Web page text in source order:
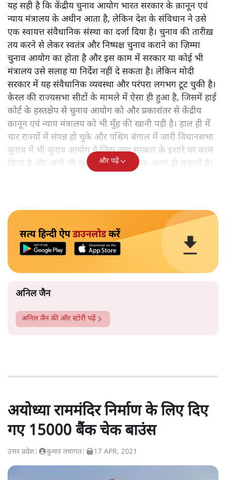
यह सही है कि केंद्रीय चुनाव आयोग भारत सरकार के क़ानून एवं
न्याय मंत्रालय के अधीन आता है, लेकिन देश के संविधान ने उसे
एक स्वायत्त संवैधानिक संस्था का दर्जा दिया है। चुनाव की तारीख़
तय करने से लेकर स्वतंत्र और निष्पक्ष चुनाव कराने का ज़िम्मा
चुनाव आयोग का होता है और इस काम में सरकार या कोई भी
मंत्रालय उसे सलाह या निर्देश नहीं दे सकता है। लेकिन मोदी
सरकार में यह संवैधानिक व्यवस्था और परंपरा लगभग टूट चुकी है।
केरल की राज्यसभा सीटों के मामले में ऐसा ही हुआ है, जिसमें हाई
कोर्ट के हस्तक्षेप से चुनाव आयोग को और प्रकारांतर से केंद्रीय
क़ानून एवं न्याय मंत्रालय को भी मुँह की खानी पड़ी है। हाल ही में
चार राज्यों में संपन्न हो चुके और पश्चिम बंगाल में जारी विधानसभा
चुनाव में भी चुनाव आयोग ने जिस तरह सरकार के इशारे पर काम
किया है और अभी भी कर रहा है, वह तो एक अलग ही कहानी है।
और पढ़ें
सत्य हिन्दी ऐपडाउनलोडकरें
अनिल जैन
अनिल जैन की और स्टोरी पढ़ें
अयोध्या राममंदिर निर्माण के लिए दिए
गए 15000 बैंक चेक बाउंस
उत्तर प्रदेश कुमार तथागत 17 APR, 2021